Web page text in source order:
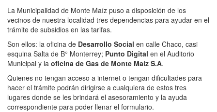
La Municipalidad de Monte Maíz puso a disposición de los
vecinos de nuestra localidad tres dependencias para ayudar en el
trámite de subsidios en las tarifas.
Son ellos: la oficina de Desarrollo Social en calle Chaco, casi
esquina Salta de B° Monterrey; Punto Digital en el Auditorio
Municipal y la oficina de Gas de Monte Maíz S.A.
Quienes no tengan acceso a internet o tengan dificultades para
hacer el trámite podrán dirigirse a cualquiera de estos tres
lugares donde se les brindará el asesoramiento y la ayuda
correspondiente para poder llenar el formulario.